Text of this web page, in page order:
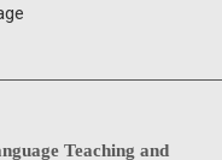
Teaching and